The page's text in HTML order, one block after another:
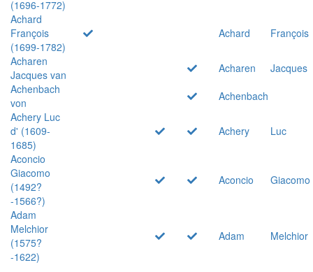
(1696-1772)
Achard
François
(1699-1782)
Achard
François
Acharen
Jacques van
Acharen
Jacques
Achenbach
von
Achenbach
Achery Luc
d' (1609-
1685)
Achery
Luc
Aconcio
Giacomo
(1492?
-1566?)
Aconcio Giacomo
Adam
Melchior
(1575?
-1622)
Adam Melchior